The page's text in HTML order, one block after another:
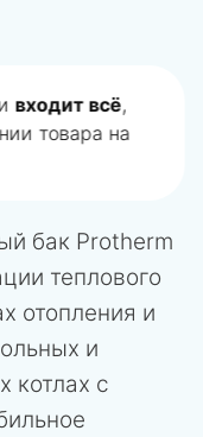
входит всё,
товара на
бак Protherm
теплового
отопления и
и
котлах с